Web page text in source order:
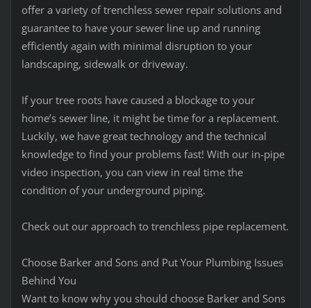
offer a variety of trenchless sewer repair solutions and
guarantee to have your sewer line up and running
efficiently again with minimal disruption to your
landscaping, sidewalk or driveway.
If your tree roots have caused a blockage to your
home’s sewer line, it might be time for a replacement.
Luckily, we have great technology and the technical
knowledge to find your problems fast! With our in-pipe
video inspection, you can view in real time the
condition of your underground piping.
Check out our approach to trenchless pipe replacement.
Choose Barker and Sons and Put Your Plumbing Issues
Behind You
Want to know why you should choose Barker and Sons